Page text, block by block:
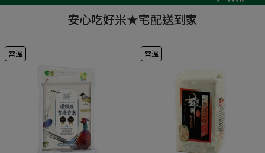
安心吃好米★宅配送到家
常溫 常溫